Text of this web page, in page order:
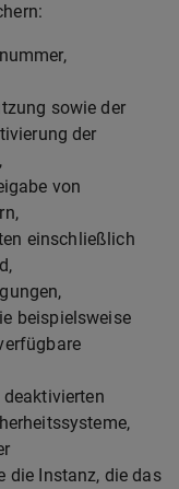
sowie der
der
von
einschließlich
beispielsweise
die Instanz, die das